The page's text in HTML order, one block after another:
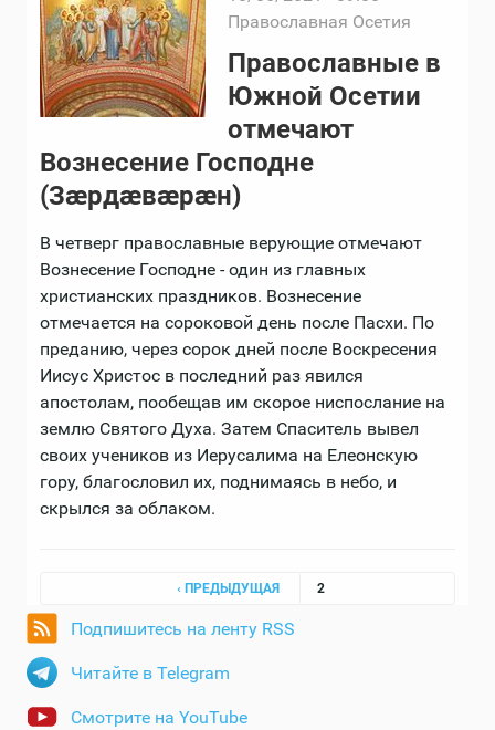
Православная Осетия
Православные в
Южной Осетии
отмечают
Вознесение Господне
(Зæрдæвæрæн)
В четверг православные верующие отмечают
Вознесение Господне - один из главных
христианских праздников. Вознесение
отмечается на сороковой день после Пасхи. По
преданию, через сорок дней после Воскресения
Иисус Христос в последний раз явился
апостолам, пообещав им скорое ниспослание на
землю Святого Духа. Затем Спаситель вывел
своих учеников из Иерусалима на Елеонскую
гору, благословил их, поднимаясь в небо, и
скрылся за облаком.
Страницы‹ ПРЕДЫДУЩАЯ 2
Подпишитесь на ленту RSS
Читайте в Telegram
Смотрите на YouTube